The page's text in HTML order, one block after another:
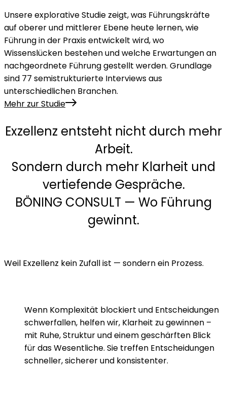
Unsere explorative Studie zeigt, was Führungskräfte
auf oberer und mittlerer Ebene heute lernen, wie
Führung in der Praxis entwickelt wird, wo
Wissenslücken bestehen und welche Erwartungen an
nachgeordnete Führung gestellt werden. Grundlage
sind 77 semistrukturierte Interviews aus
unterschiedlichen Branchen.
Mehr zur Studie
Exzellenz entsteht nicht durch mehr
Arbeit.
Sondern durch mehr Klarheit und
vertiefende Gespräche.
BÖNING CONSULT — Wo Führung
gewinnt.
Weil Exzellenz kein Zufall ist — sondern ein Prozess.
Wenn Komplexität blockiert und Entscheidungen
schwerfallen, helfen wir, Klarheit zu gewinnen –
mit Ruhe, Struktur und einem geschärften Blick
für das Wesentliche. Sie treffen Entscheidungen
schneller, sicherer und konsistenter.